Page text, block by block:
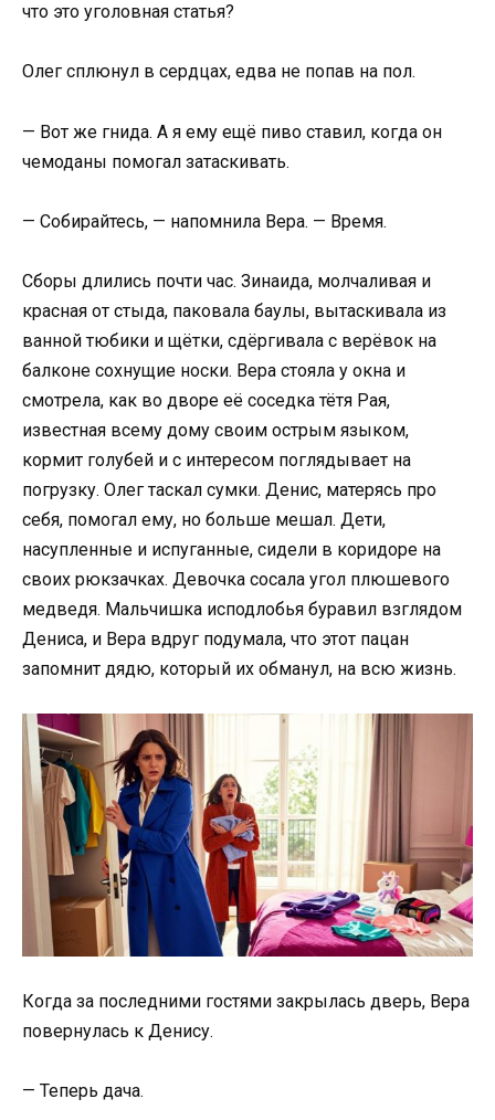
что это уголовная статья?
Олег сплюнул в сердцах, едва не попав на пол.
— Вот же гнида. А я ему ещё пиво ставил, когда он
чемоданы помогал затаскивать.
— Собирайтесь, — напомнила Вера. — Время.
Сборы длились почти час. Зинаида, молчаливая и
красная от стыда, паковала баулы, вытаскивала из
ванной тюбики и щётки, сдёргивала с верёвок на
балконе сохнущие носки. Вера стояла у окна и
смотрела, как во дворе её соседка тётя Рая,
известная всему дому своим острым языком,
кормит голубей и с интересом поглядывает на
погрузку. Олег таскал сумки. Денис, матерясь про
себя, помогал ему, но больше мешал. Дети,
насупленные и испуганные, сидели в коридоре на
своих рюкзачках. Девочка сосала угол плюшевого
медведя. Мальчишка исподлобья буравил взглядом
Дениса, и Вера вдруг подумала, что этот пацан
запомнит дядю, который их обманул, на всю жизнь.
Когда за последними гостями закрылась дверь, Вера
повернулась к Денису.
— Теперь дача.